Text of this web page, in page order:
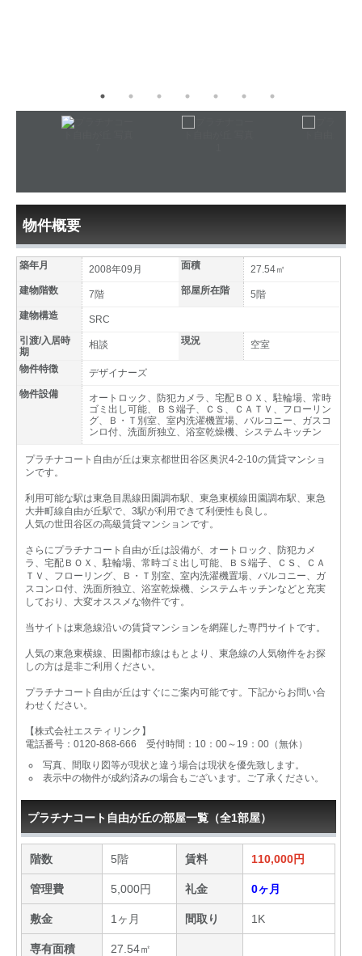
物件概要
築年月 2008年09月 面積
27.54㎡
建物階数
7階 部屋所在階
5階
建物構造
SRC
引渡/入居時
期
相談 現況 空室
物件特徴
デザイナーズ
物件設備
オートロック、防犯カメラ、宅配ＢＯＸ、駐輪場、常時
ゴミ出し可能、ＢＳ端子、ＣＳ、ＣＡＴＶ、フローリン
グ、Ｂ・Ｔ別室、室内洗濯機置場、バルコニー、ガスコ
ンロ付、洗面所独立、浴室乾燥機、システムキッチン
プラチナコート自由が丘は東京都世田谷区奥沢4-2-10の賃貸マンショ
ンです。
利用可能な駅は東急目黒線田園調布駅、東急東横線田園調布駅、東急
大井町線自由が丘駅で、3駅が利用できて利便性も良し。
人気の世田谷区の高級賃貸マンションです。
さらにプラチナコート自由が丘は設備が、オートロック、防犯カメ
ラ、宅配ＢＯＸ、駐輪場、常時ゴミ出し可能、ＢＳ端子、ＣＳ、ＣＡ
ＴＶ、フローリング、Ｂ・Ｔ別室、室内洗濯機置場、バルコニー、ガ
スコンロ付、洗面所独立、浴室乾燥機、システムキッチンなどと充実
しており、大変オススメな物件です。
当サイトは東急線沿いの賃貸マンションを網羅した専門サイトです。
人気の東急東横線、田園都市線はもとより、東急線の人気物件をお探
しの方は是非ご利用ください。
プラチナコート自由が丘はすぐにご案内可能です。下記からお問い合
わせください。
【株式会社エスティリンク】
電話番号：0120-868-666 受付時間：10：00～19：00（無休）
写真、間取り図等が現状と違う場合は現状を優先致します。
表示中の物件が成約済みの場合もございます。ご了承ください。
プラチナコート自由が丘の部屋一覧（全1部屋）
階数 5階 賃料 110,000円
管理費 5,000円 礼金 0ヶ月
敷金 1ヶ月 間取り 1K
専有面積 27.54㎡